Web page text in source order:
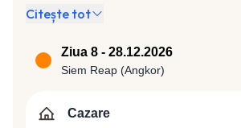
acestui orăşel antic, construit într-o
aspect chinezesc, temple de clan,
ani şi pagode viu colorate. Vom
din sec. al XV-lea, precum Podul
Citește tot
Ziua 8 - 28.12.2026
Siem Reap (Angkor)
Cazare